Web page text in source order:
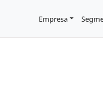
Empresa